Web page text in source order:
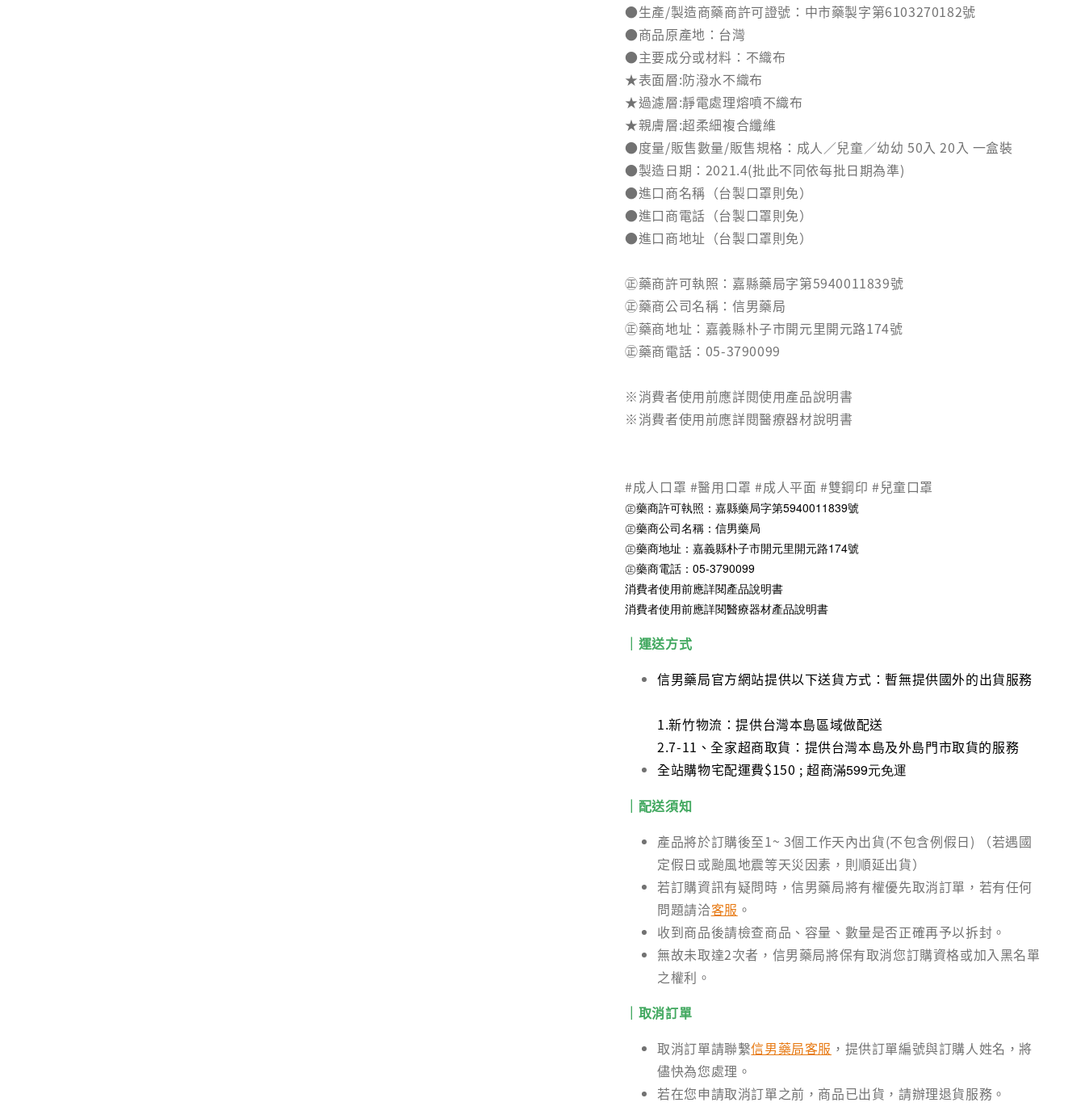
●生產/製造商藥商許可證號：中市藥製字第6103270182號
●商品原產地：台灣
●主要成分或材料：不織布
★表面層:防潑水不織布
★過濾層:靜電處理熔噴不織布
★親膚層:超柔細複合纖維
●度量/販售數量/販售規格：成人／兒童／幼幼 50入 20入 一盒裝
●製造日期：2021.4(批此不同依每批日期為準)
●進口商名稱（台製口罩則免）
●進口商電話（台製口罩則免）
●進口商地址（台製口罩則免）
㊣藥商許可執照：嘉縣藥局字第5940011839號
㊣藥商公司名稱：信男藥局
㊣藥商地址：嘉義縣朴子市開元里開元路174號
㊣藥商電話：05-3790099
※消費者使用前應詳閱使用產品說明書
※消費者使用前應詳閱醫療器材說明書
#成人口罩 #醫用口罩 #成人平面 #雙鋼印 #兒童口罩
㊣藥商許可執照：嘉縣藥局字第5940011839號
㊣藥商公司名稱：信男藥局
㊣藥商地址：嘉義縣朴子市開元里開元路174號
㊣藥商電話：05-3790099
消費者使用前應詳閱產品說明書
消費者使用前應詳閱醫療器材產品說明書
｜運送方式
信男藥局官方網站提供以下送貨方式：暫無提供國外的出貨服務
1.新竹物流：提供台灣本島區域做配送
2.7-11、全家超商取貨：提供台灣本島及外島門市取貨的服務
全站購物宅配運費$150 ; 超商滿599元免運
｜配送須知
產品將於訂購後至1~ 3個工作天內出貨(不包含例假日) （若遇國
定假日或颱風地震等天災因素，則順延出貨）
若訂購資訊有疑問時，信男藥局將有權優先取消訂單，若有任何
問題請洽客服 。
收到商品後請檢查商品、容量、數量是否正確再予以拆封。
無故未取達2次者，信男藥局將保有取消您訂購資格或加入黑名單
之權利。
｜取消訂單
取消訂單請聯繫信男藥局客服 ，提供訂單編號與訂購人姓名，將
儘快為您處理。
若在您申請取消訂單之前，商品已出貨，請辦理退貨服務。